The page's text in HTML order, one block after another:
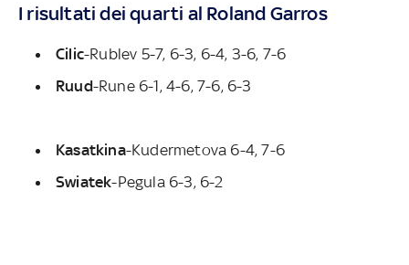
I risultati dei quarti al Roland Garros
Cilic-Rublev 5-7, 6-3, 6-4, 3-6, 7-6
Ruud-Rune 6-1, 4-6, 7-6, 6-3
Kasatkina-Kudermetova 6-4, 7-6
Swiatek-Pegula 6-3, 6-2